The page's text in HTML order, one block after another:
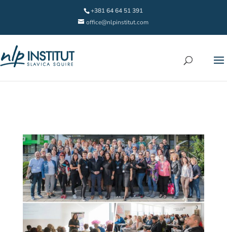
+381 64 64 51 391
office@nlpinstitut.com